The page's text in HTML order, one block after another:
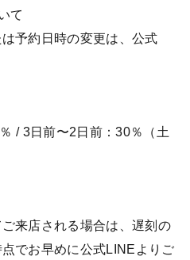
て
予約日時の変更は、公式
/ 3日前〜2日前：30％（土
来店される場合は、遅刻の
でお早めに公式LINEよりご